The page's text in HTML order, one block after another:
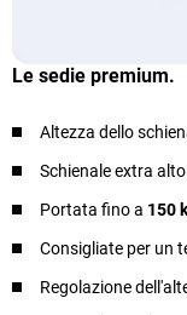
Le sedie premium.
Altezza dello
Schienale extra
Portata fino a 150
Consigliate per un
Regolazione